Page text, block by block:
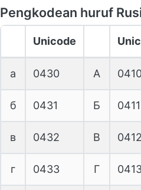
Pengkodean huruf
Unicode
а 0430 А
б 0431 Б 0411
в 0432 В 0412
г 0433 Г